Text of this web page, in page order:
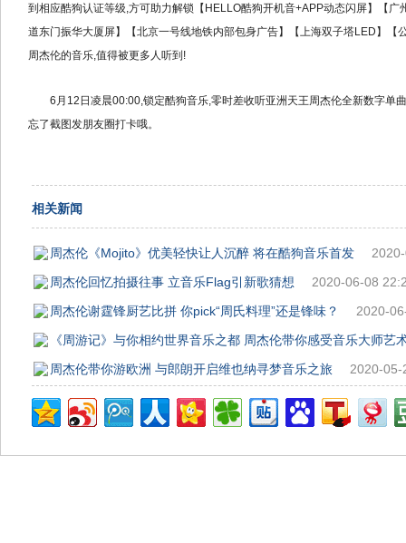
到相应酷狗认证等级,方可助力解锁【HELLO酷狗开机音+APP动态闪屏】【广
道东门振华大厦屏】【北京一号线地铁内部包身广告】【上海双子塔LED】【
周杰伦的音乐,值得被更多人听到!
6月12日凌晨00:00,锁定酷狗音乐,零时差收听亚洲天王周杰伦全新数字单
忘了截图发朋友圈打卡哦。
相关新闻
周杰伦《Mojito》优美轻快让人沉醉 将在酷狗音乐首发
周杰伦回忆拍摄往事 立音乐Flag引新歌猜想
2020-06-08
周杰伦谢霆锋厨艺比拼 你pick“周氏料理”还是锋味？
2020-
《周游记》与你相约世界音乐之都 周杰伦带你感受音乐大师艺
周杰伦带你游欧洲 与郎朗开启维也纳寻梦音乐之旅
2020-05-